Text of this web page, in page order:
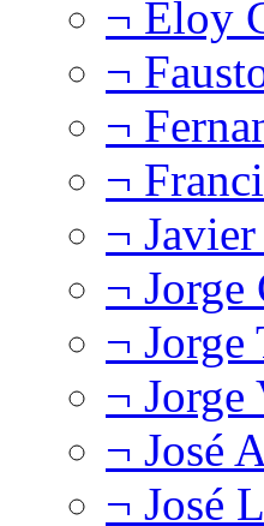
¬ Eloy
¬
¬
¬
¬ Javier
¬ Jorge
¬ Jorge
¬ Jorge
¬ José
¬ José